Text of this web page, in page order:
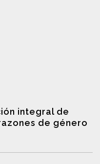
integral de
de género